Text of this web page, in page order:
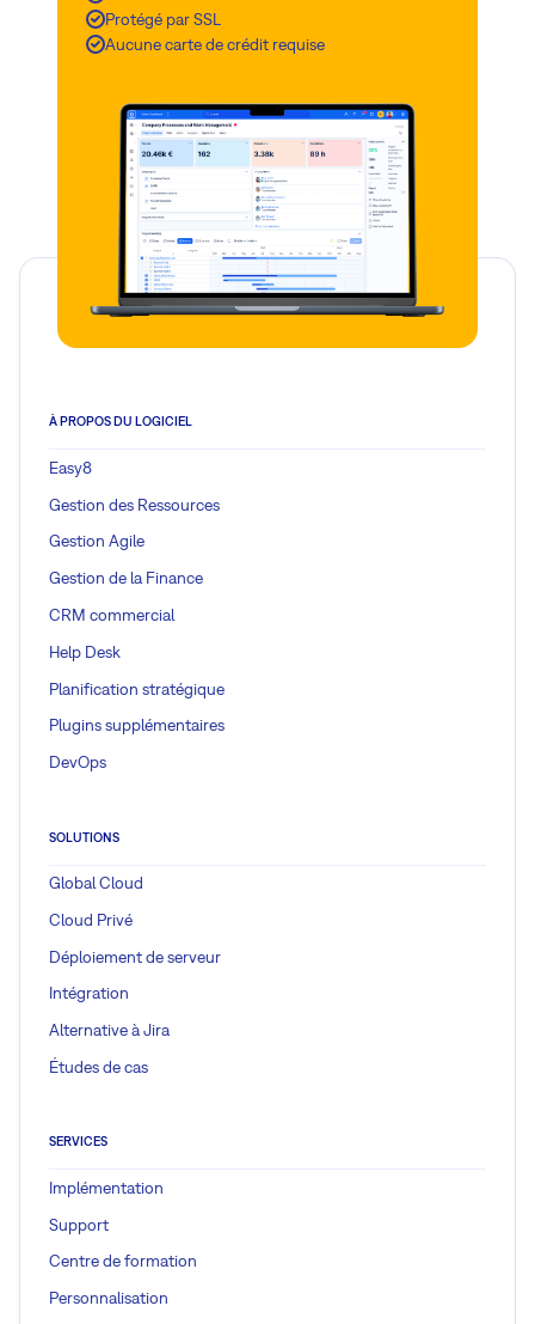
Protégé par SSL
Aucune carte de crédit requise
À PROPOS DU LOGICIEL
Easy8
Gestion des Ressources
Gestion Agile
Gestion de la Finance
CRM commercial
Help Desk
Planification stratégique
Plugins supplémentaires
DevOps
SOLUTIONS
Global Cloud
Cloud Privé
Déploiement de serveur
Intégration
Alternative à Jira
Études de cas
SERVICES
Implémentation
Support
Centre de formation
Personnalisation